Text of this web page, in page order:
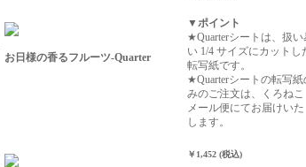
お日様の香るフルーツ-Quarter
▼ポイント
★Quarterシートは、扱い
い 1/4 サイズにカットし
転写紙です。
★Quarterシートの転写紙
みのご注文は、くろねこ
メール便にてお届けいた
します。
￥1,452 (税込)